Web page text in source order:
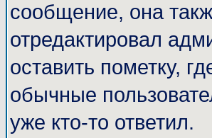
сообщение, она
отредактировал
оставить пометку,
обычные
уже кто-то ответил.